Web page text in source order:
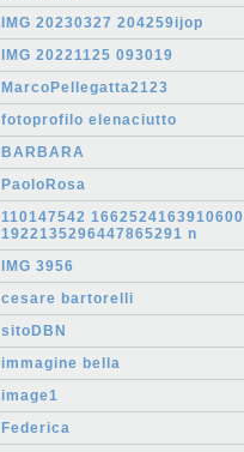
IMG 20230327 204259ijop
IMG 20221125 093019
MarcoPellegatta2123
fotoprofilo elenaciutto
BARBARA
PaoloRosa
110147542 1662524163910600
1922135296447865291 n
IMG 3956
cesare bartorelli
sitoDBN
immagine bella
image1
Federica